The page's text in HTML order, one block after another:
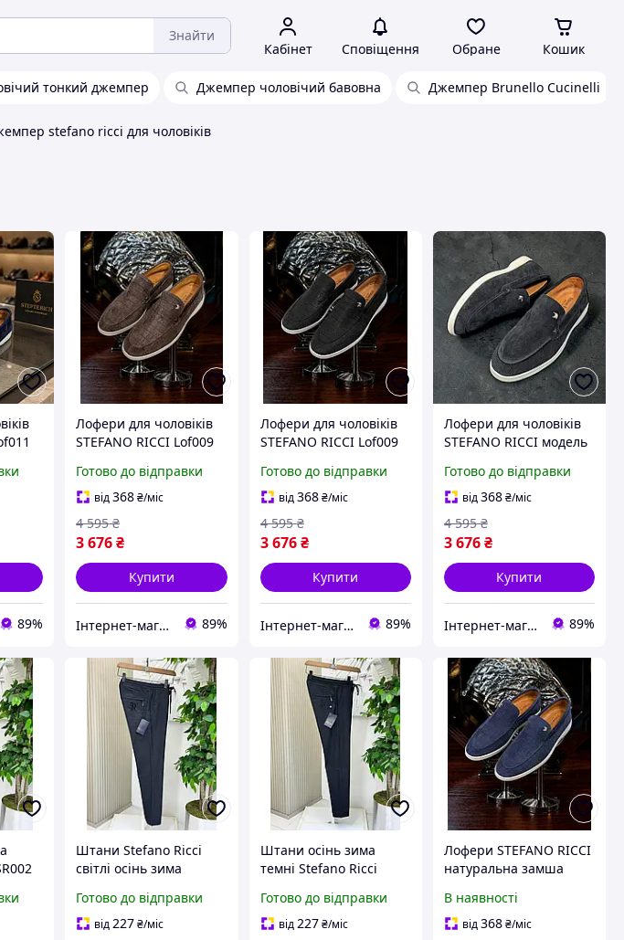
Знайти
Кабінет Сповіщення Обране Кошик
тонкий джемпер Джемпер чоловічий бавовна Джемпер Brunello Cucinelli
stefano ricci для чоловіків
89%
Лофери для чоловіків
STEFANO RICCI Lof009
шоколад натуральна
шліфована без коробки
Готово до відправки
від368₴/міс
3 676₴
4 595 ₴
Купити
Інтернет-магазин Look 100 Clothes 89%
Лофери для чоловіків
STEFANO RICCI Lof009
рептилія без коробки
натуральна шліфована
Готово до відправки
від368 ₴/міс
3 676 ₴
4 595 ₴
Купити
Інтернет-магазин Look 100 Clothes 89%
Лофери для чоловіків
STEFANO RICCI модель
без коробки для
осінньо-зимового
сезону
Готово до відправки
від368₴/міс
3 676₴
4 595 ₴
Купити
Інтернет-магазин Look 100 Clothes 89%
Штани Stefano Ricci
світлі осінь зима
стильні та комфортні з
якісного матеріалу
Готово до відправки
від227₴/міс
Штани осінь зима
темні Stefano Ricci
стильні та комфортні з
якісного матеріалу
Готово до відправки
від227 ₴/міс
Лофери STEFANO RICCI
натуральна замша
коробки Lof009 стильне
взуття для чоловіків
В наявності
від368₴/міс